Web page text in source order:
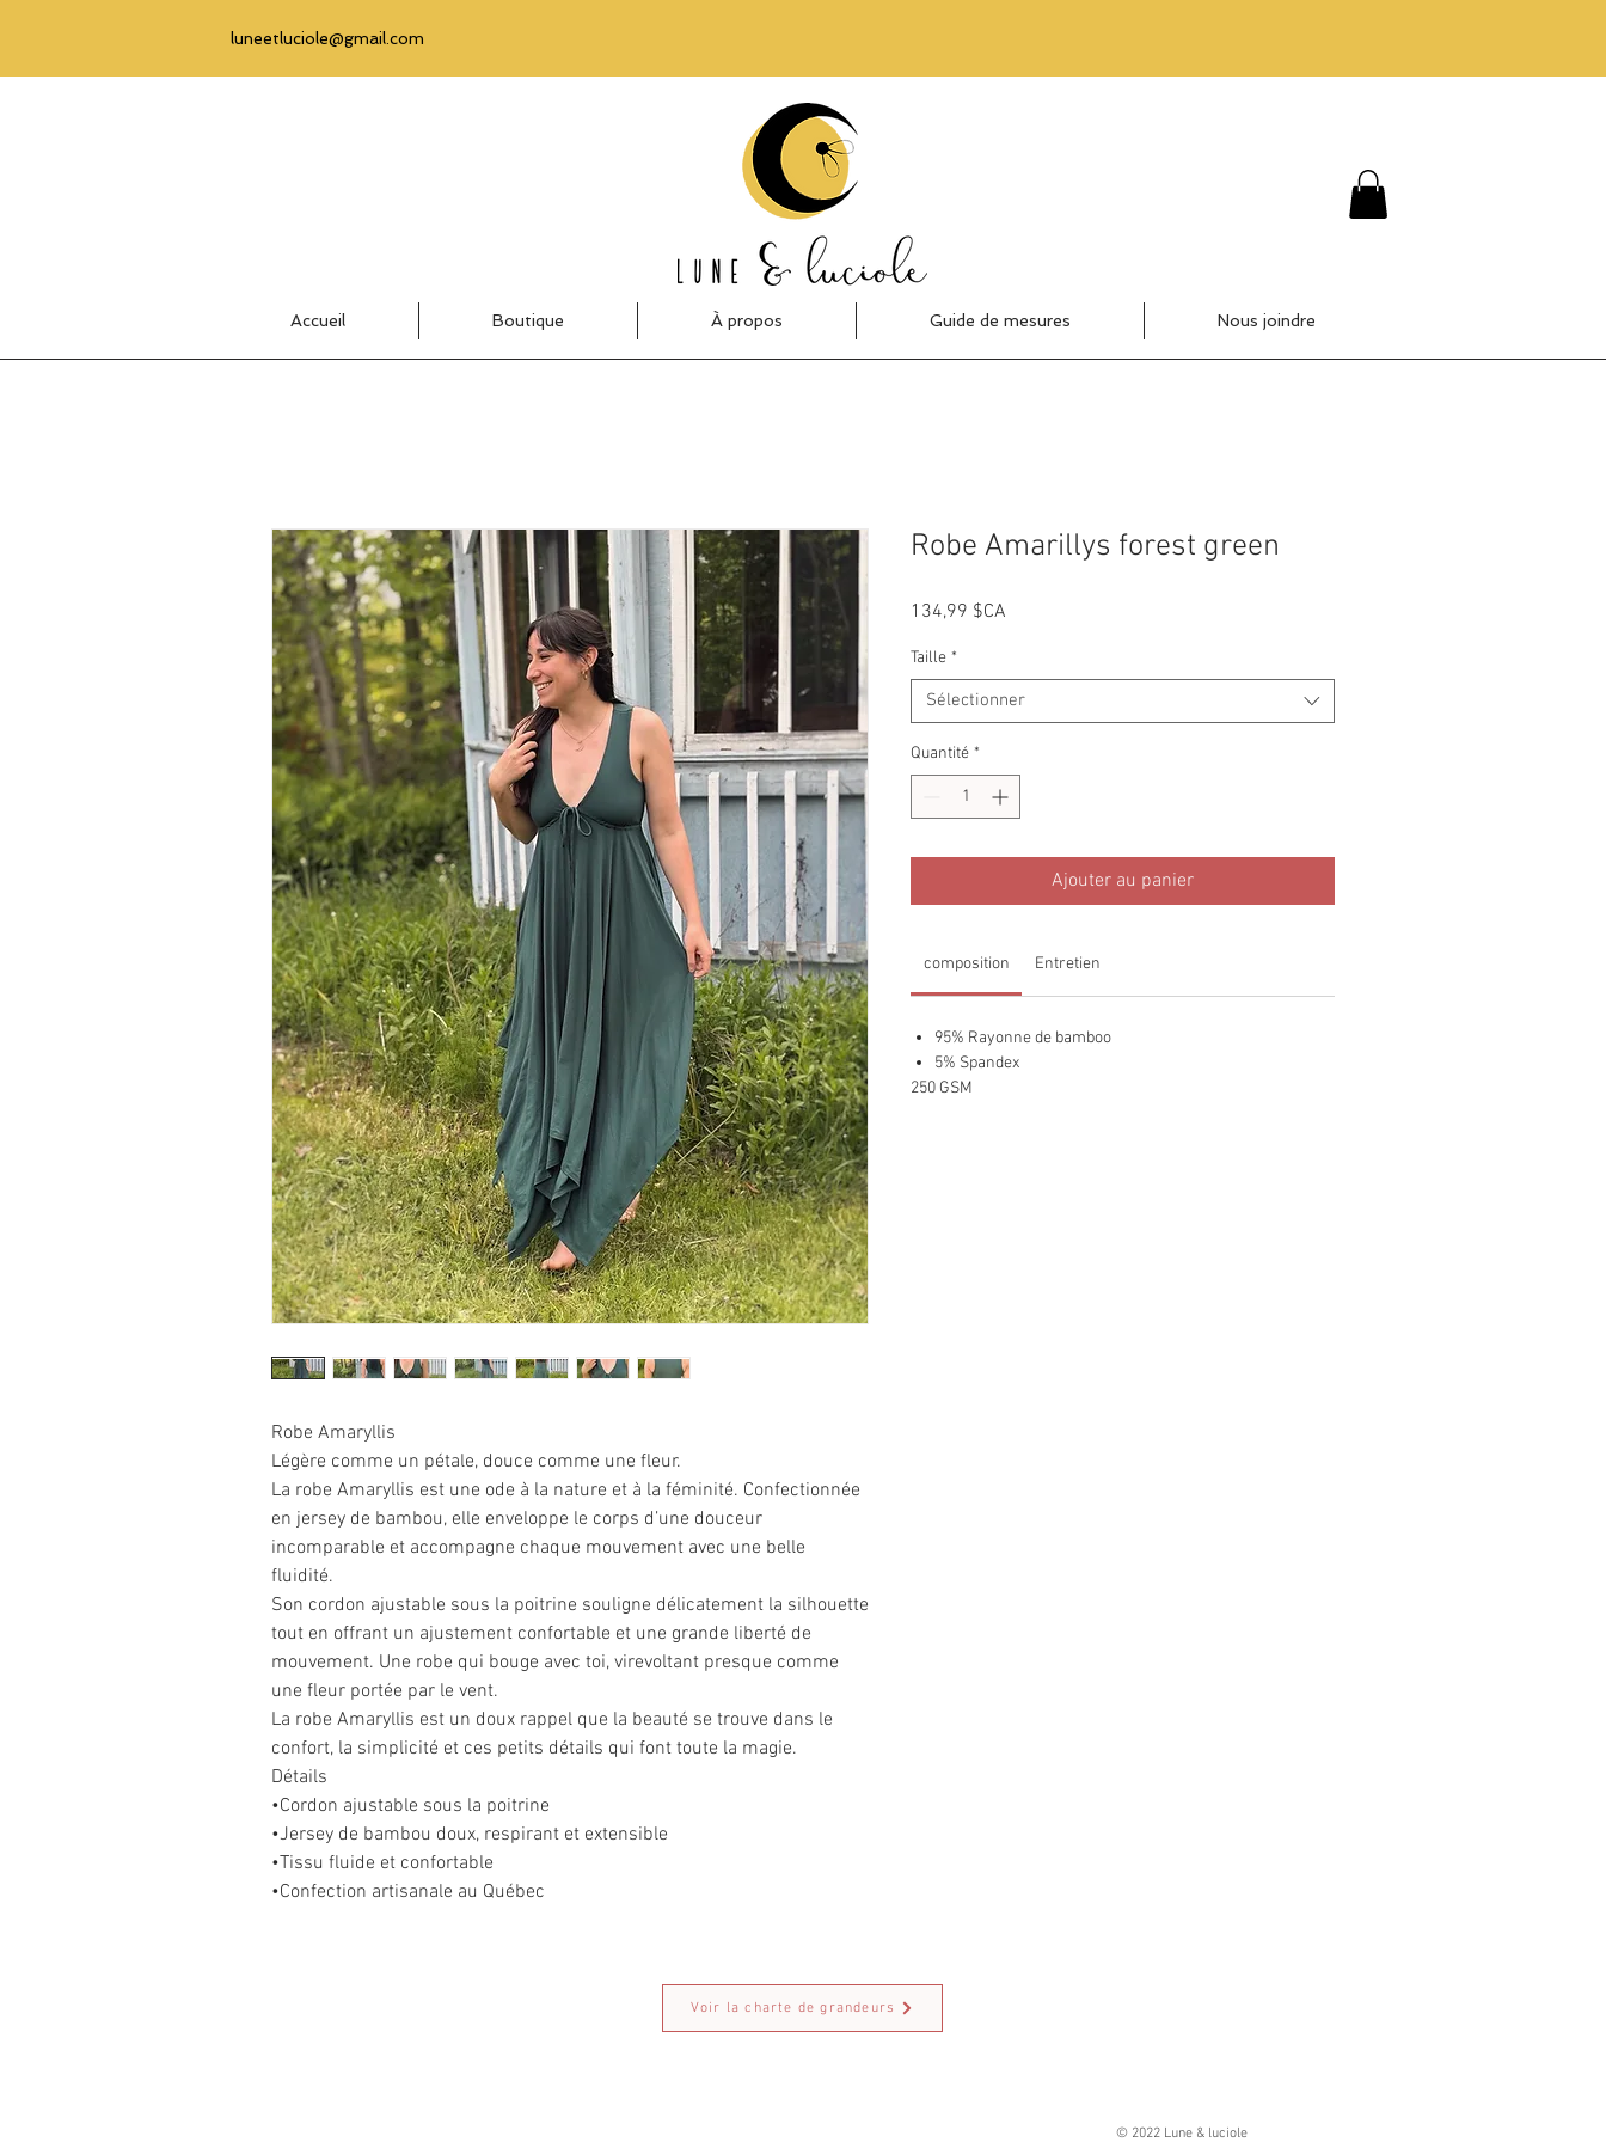
luneetluciole@gmail.com
Accueil Boutique À propos Guide de mesures Nous joindre
Robe Amaryllis
Légère comme un pétale, douce comme une fleur.
La robe Amaryllis est une ode à la nature et à la féminité. Confectionnée
en jersey de bambou, elle enveloppe le corps d’une douceur
incomparable et accompagne chaque mouvement avec une belle
fluidité.
Son cordon ajustable sous la poitrine souligne délicatement la silhouette
tout en offrant un ajustement confortable et une grande liberté de
mouvement. Une robe qui bouge avec toi, virevoltant presque comme
une fleur portée par le vent.
La robe Amaryllis est un doux rappel que la beauté se trouve dans le
confort, la simplicité et ces petits détails qui font toute la magie.
Détails
•Cordon ajustable sous la poitrine
•Jersey de bambou doux, respirant et extensible
•Tissu fluide et confortable
•Confection artisanale au Québec
Robe Amarillys forest green
134,99 $CA
Taille *
Sélectionner
Quantité *
Ajouter au panier
composition Entretien
95% Rayonne de bamboo
5% Spandex
250 GSM
Voir la charte de grandeurs
© 2022 Lune & luciole